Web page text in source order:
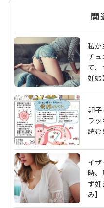
関
私が
チ
て
妊娠】
卵
ラ
読む
イ
時、
ず妊
み】